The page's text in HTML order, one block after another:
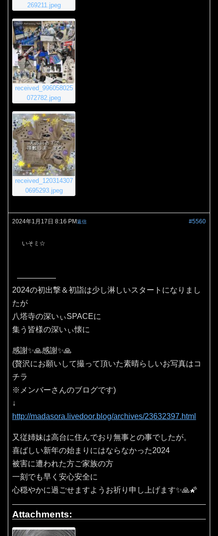
269211.jpeg
received_996058025
072782.jpeg
received_120314307
0695293.jpeg
2024年1月17日 8:16 PM #5560
返信
いそミ☆
2024の初出撃＆初詣は少し淋しいスタートになりまし
たが
八塔寺の深いぃSPACEに
集う皆様の深いぃ懐に
感謝✨🙏感謝✨🙏
(贅沢にお願いして撮って頂いた素晴らしいお写真はコ
チラ
※メンバーさんのブログです)
↓
http://madasora.livedoor.blog/archives/23632397.html
又従姉妹は高台に住んでおり無事との事でしたが。
喜ばしい新年の始まりにはならなかった2024
被害に遭われた方ご家族の方
一刻でも早く安心安全に
心穏やかに過ごせますようお祈り申し上げます✨🙏🌠
Attachments: